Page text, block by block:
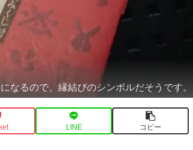
なるので、縁結びのシンボルだそうです。
LINE コピー